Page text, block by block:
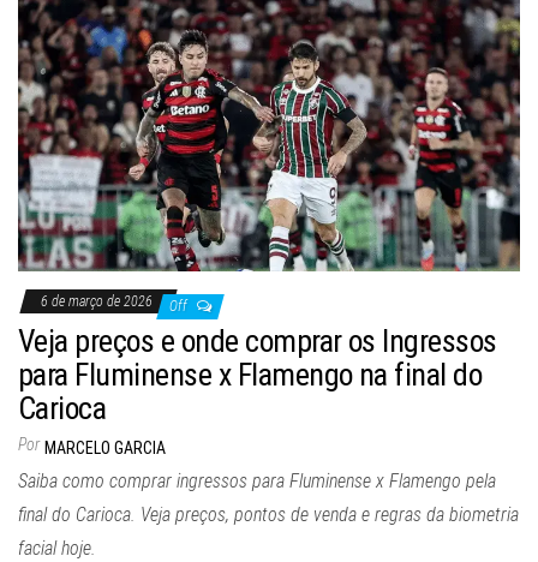
6 de março de 2026 Off
Veja preços e onde comprar os Ingressos
para Fluminense x Flamengo na final do
Carioca
Por MARCELO GARCIA
Saiba como comprar ingressos para Fluminense x Flamengo pela
final do Carioca. Veja preços, pontos de venda e regras da biometria
facial hoje.